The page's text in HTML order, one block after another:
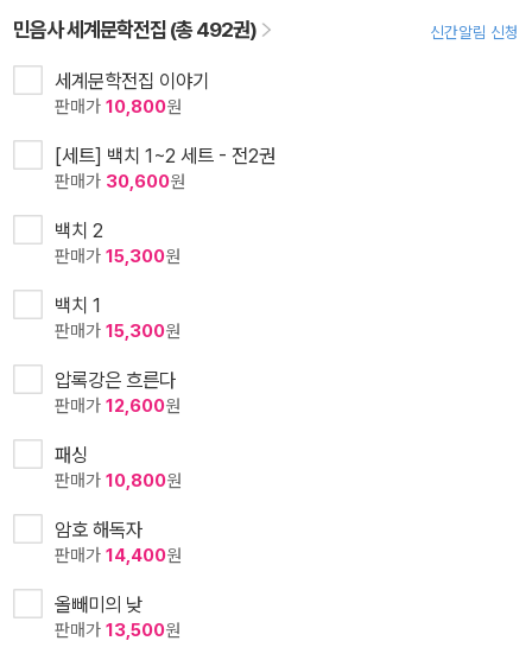
민음사 세계문학전집 (총 492권) 신간알림 신청
세계문학전집 이야기
판매가 10,800원
[세트] 백치 1~2 세트 - 전2권
판매가 30,600원
백치 2
판매가 15,300원
백치 1
판매가 15,300원
압록강은 흐른다
판매가 12,600원
패싱
판매가 10,800원
암호 해독자
판매가 14,400원
올빼미의 낮
판매가 13,500원